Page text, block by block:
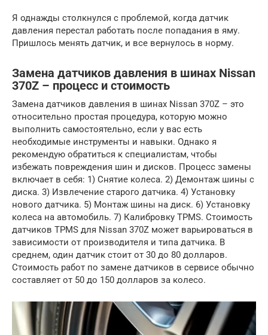
Я однажды столкнулся с проблемой, когда датчик
давления перестал работать после попадания в яму.
Пришлось менять датчик, и все вернулось в норму.
Замена датчиков давления в шинах Nissan
370Z – процесс и стоимость
Замена датчиков давления в шинах Nissan 370Z – это
относительно простая процедура, которую можно
выполнить самостоятельно, если у вас есть
необходимые инструменты и навыки. Однако я
рекомендую обратиться к специалистам, чтобы
избежать повреждения шин и дисков. Процесс замены
включает в себя: 1) Снятие колеса. 2) Демонтаж шины с
диска. 3) Извлечение старого датчика. 4) Установку
нового датчика. 5) Монтаж шины на диск. 6) Установку
колеса на автомобиль. 7) Калибровку TPMS. Стоимость
датчиков TPMS для Nissan 370Z может варьироваться в
зависимости от производителя и типа датчика. В
среднем, один датчик стоит от 30 до 80 долларов.
Стоимость работ по замене датчиков в сервисе обычно
составляет от 50 до 150 долларов за колесо.